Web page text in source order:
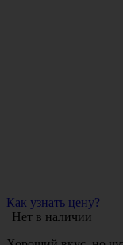
Как узнать цену?
Нет в наличии